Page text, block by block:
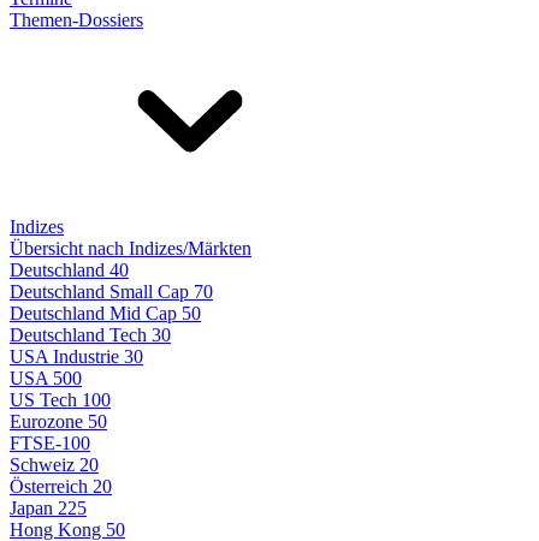
Themen-Dossiers
Indizes
Übersicht nach Indizes/Märkten
Deutschland 40
Deutschland Small Cap 70
Deutschland Mid Cap 50
Deutschland Tech 30
USA Industrie 30
USA 500
US Tech 100
Eurozone 50
FTSE-100
Schweiz 20
Österreich 20
Japan 225
Hong Kong 50